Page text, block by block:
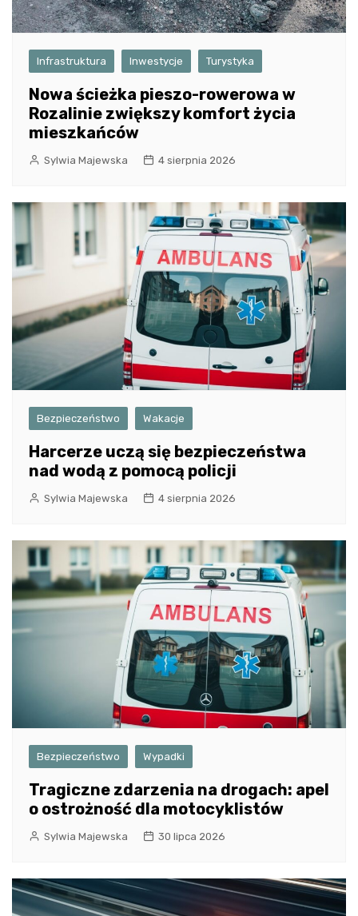
Infrastruktura Inwestycje Turystyka
Nowa ścieżka pieszo-rowerowa w
Rozalinie zwiększy komfort życia
mieszkańców
Sylwia Majewska 4 sierpnia 2026
Bezpieczeństwo Wakacje
Harcerze uczą się bezpieczeństwa
nad wodą z pomocą policji
Sylwia Majewska 4 sierpnia 2026
Bezpieczeństwo Wypadki
Tragiczne zdarzenia na drogach: apel
o ostrożność dla motocyklistów
Sylwia Majewska 30 lipca 2026